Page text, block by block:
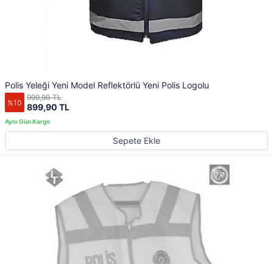
Polis Yeleği Yeni Model Reflektörlü Yeni Polis Logolu
%10 899,90 TL
999,90 TL
Sepete Ekle